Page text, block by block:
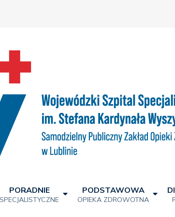
PORADNIE
SPECJALISTYCZNE
PODSTAWOWA
OPIEKA ZDROWOTNA